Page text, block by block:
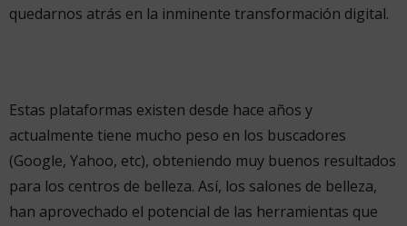
quedarnos atrás en la inminente transformación digital.
Estas plataformas existen desde hace años y
actualmente tiene mucho peso en los buscadores
(Google, Yahoo, etc), obteniendo muy buenos resultados
para los centros de belleza. Así, los salones de belleza,
han aprovechado el potencial de las herramientas que